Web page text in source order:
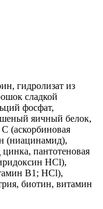
гидролизат из
сладкой
фосфат,
яичный белок,
(аскорбиновая
(ниацинамид),
пантотеновая
HCl),
В1; HCl),
биотин, витамин